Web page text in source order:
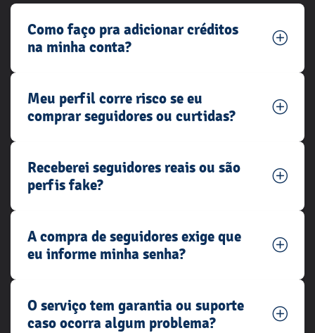
Como faço pra adicionar créditos
na minha conta?
Meu perfil corre risco se eu
comprar seguidores ou curtidas?
Receberei seguidores reais ou são
perfis fake?
A compra de seguidores exige que
eu informe minha senha?
O serviço tem garantia ou suporte
caso ocorra algum problema?